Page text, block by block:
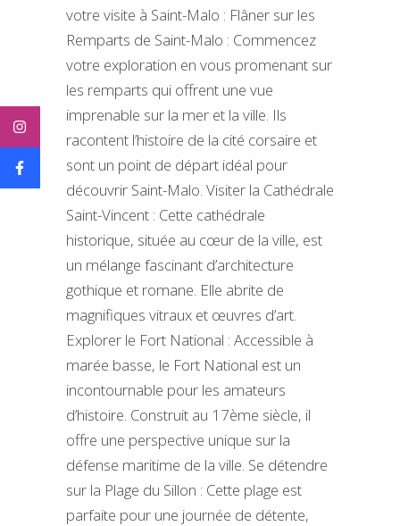
votre visite à Saint-Malo : Flâner sur les
Remparts de Saint-Malo : Commencez
votre exploration en vous promenant sur
les remparts qui offrent une vue
imprenable sur la mer et la ville. Ils
racontent l’histoire de la cité corsaire et
sont un point de départ idéal pour
découvrir Saint-Malo. Visiter la Cathédrale
Saint-Vincent : Cette cathédrale
historique, située au cœur de la ville, est
un mélange fascinant d’architecture
gothique et romane. Elle abrite de
magnifiques vitraux et œuvres d’art.
Explorer le Fort National : Accessible à
marée basse, le Fort National est un
incontournable pour les amateurs
d’histoire. Construit au 17ème siècle, il
offre une perspective unique sur la
défense maritime de la ville. Se détendre
sur la Plage du Sillon : Cette plage est
parfaite pour une journée de détente,